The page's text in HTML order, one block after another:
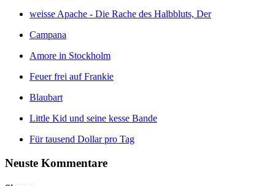
weisse Apache - Die Rache des Halbbluts, Der
Campana
Amore in Stockholm
Feuer frei auf Frankie
Blaubart
Little Kid und seine kesse Bande
Für tausend Dollar pro Tag
Neuste Kommentare